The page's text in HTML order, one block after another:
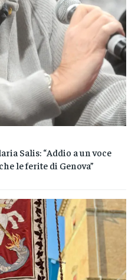
Salis: “Addio a un voce
le ferite di Genova”